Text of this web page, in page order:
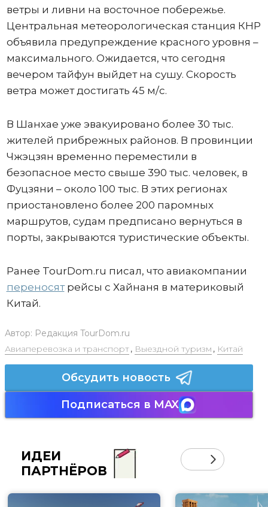
ветры и ливни на восточное побережье.
Центральная метеорологическая станция КНР
объявила предупреждение красного уровня –
максимального. Ожидается, что сегодня
вечером тайфун выйдет на сушу. Скорость
ветра может достигать 45 м/с.
В Шанхае уже эвакуировано более 30 тыс.
жителей прибрежных районов. В провинции
Чжэцзян временно переместили в
безопасное место свыше 390 тыс. человек, в
Фуцзяни – около 100 тыс. В этих регионах
приостановлено более 200 паромных
маршрутов, судам предписано вернуться в
порты, закрываются туристические объекты.
Ранее TourDom.ru писал, что авиакомпании
переносятрейсы с Хайнаня в материковый
Китай.
Автор: Редакция TourDom.ru
Авиаперевозка и транспорт, Выездной туризм , Китай
Обсудить новость
Подписаться в MAX
ИДЕИ
ПАРТНЁРОВ